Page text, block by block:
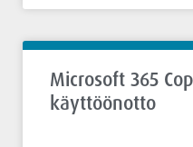
Microsoft 365
käyttöönotto